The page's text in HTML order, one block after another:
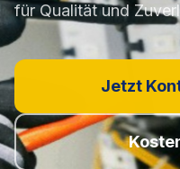
für Qualität und
Jetzt